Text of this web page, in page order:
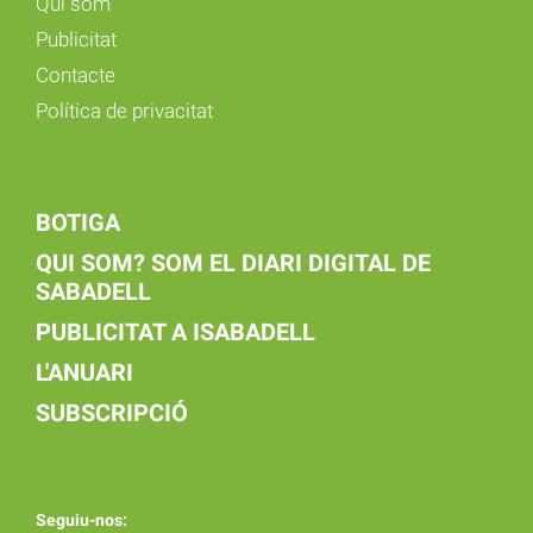
Publicitat
Contacte
Política de privacitat
BOTIGA
QUI SOM? SOM EL DIARI DIGITAL DE
SABADELL
PUBLICITAT A ISABADELL
L'ANUARI
SUBSCRIPCIÓ
Seguiu-nos: